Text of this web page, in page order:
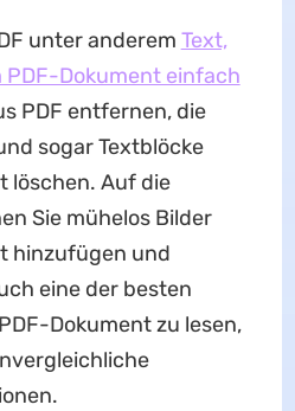
unter anderem Text,
PDF-Dokument einfach
PDF entfernen, die
sogar Textblöcke
löschen. Auf die
Sie mühelos Bilder
hinzufügen und
eine der besten
Dokument zu lesen,